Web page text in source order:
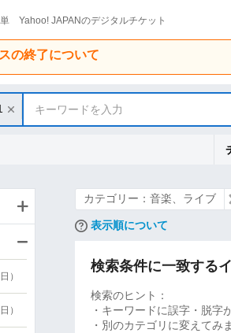
Yahoo! JAPANのデジタルチケット
の終了について
キーワードを入力
カテゴリー：音楽、ライブ
表示順について
検索条件に一致する
検索のヒント：
・キーワードに誤字・脱字
・別のカテゴリに変えてみ
）
）